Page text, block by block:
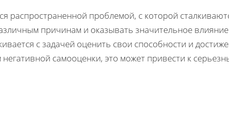
распространенной проблемой, с которой
причинам и оказывать значительное влияние
с задачей оценить свои способности и
самооценки, это может привести к